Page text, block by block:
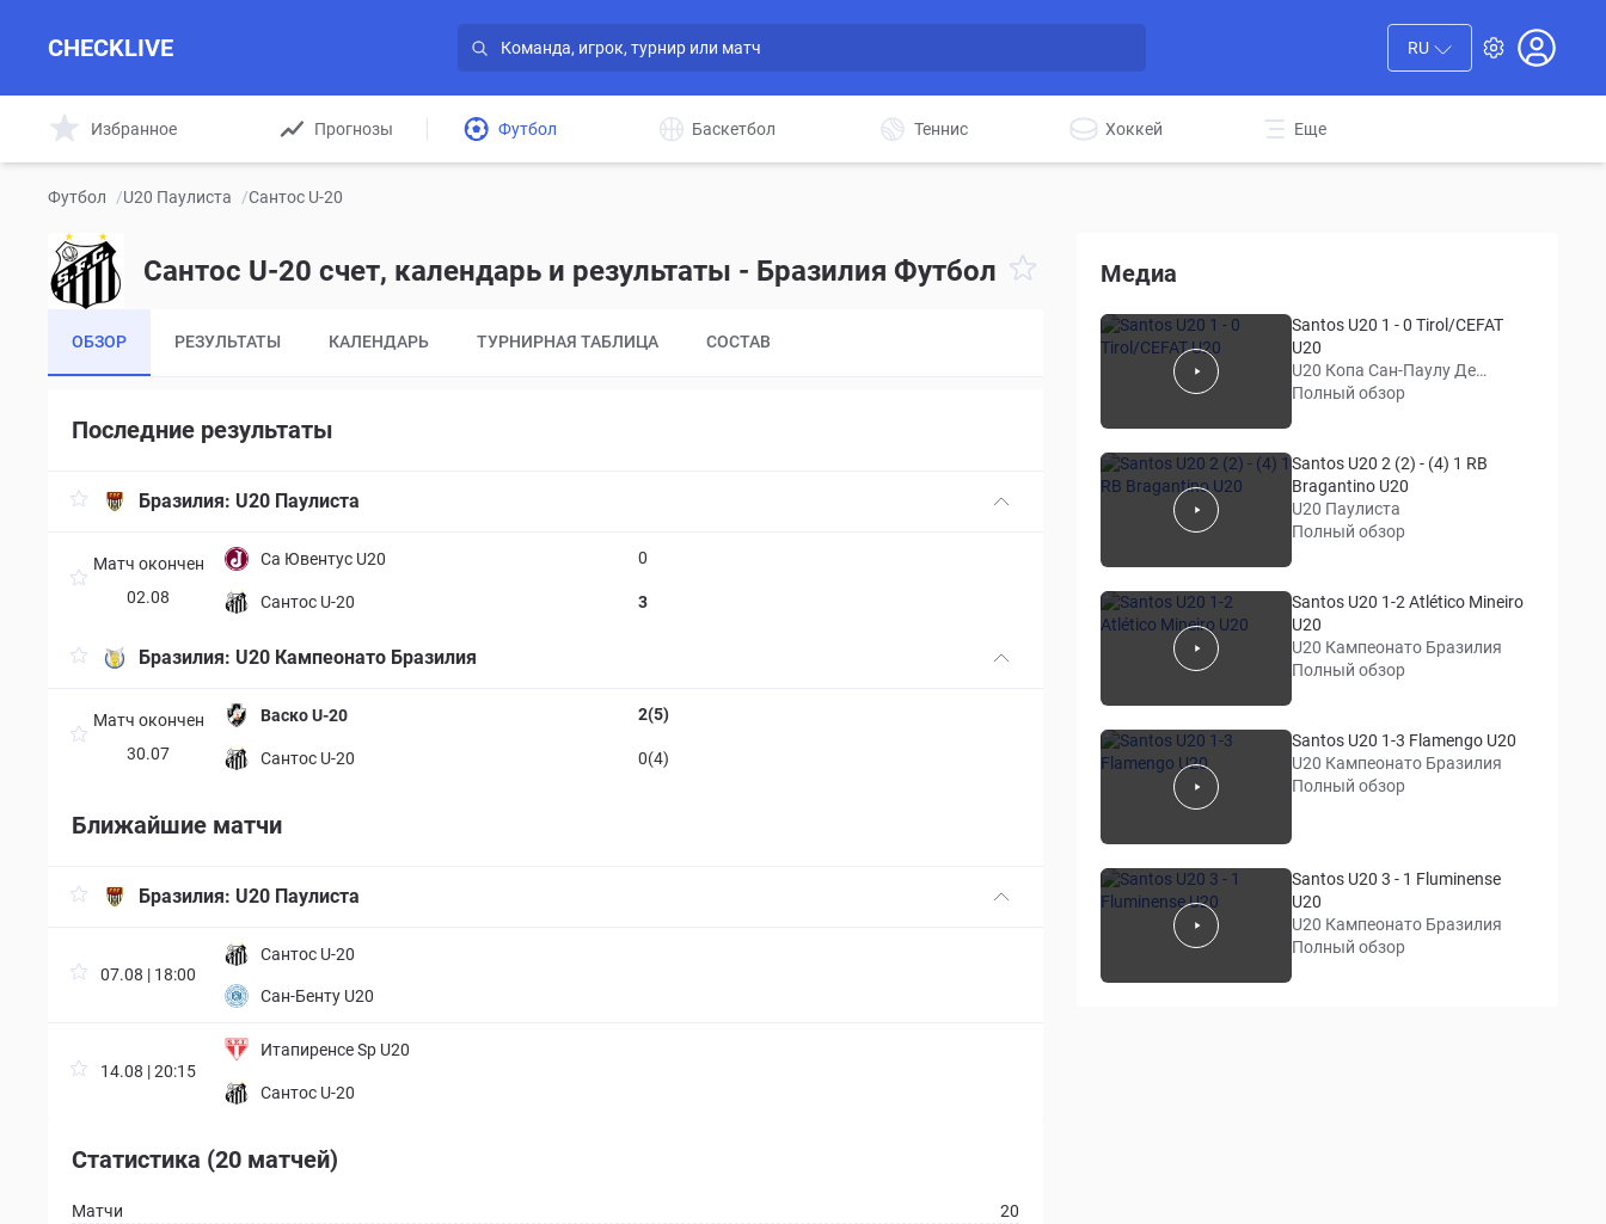
CHECKLIVE RU
Избранное Прогнозы Футбол Баскетбол Теннис Хоккей Еще
Футбол /U20 Паулиста /Сантос U-20
Сантос U-20 счет, календарь и результаты - Бразилия Футбол
ОБЗОР РЕЗУЛЬТАТЫ КАЛЕНДАРЬ ТУРНИРНАЯ ТАБЛИЦА СОСТАВ
Последние результаты
Бразилия: U20 Паулиста
Матч окончен
02.08
Ca Ювентус U20
Сантос U-20
0
3
Бразилия: U20 Кампеонато Бразилия
Матч окончен
30.07
Васко U-20
Сантос U-20
2(5)
0(4)
Ближайшие матчи
Бразилия: U20 Паулиста
07.08 | 18:00
Сантос U-20
Сан-Бенту U20
14.08 | 20:15
Итапиренсе Sp U20
Сантос U-20
Статистика (20 матчей)
Матчи
20
Медиа
Santos U20 1 - 0 Tirol/CEFAT
U20
U20 Копа Сан-Паулу Де
Хуниорес
Полный обзор
Santos U20 2 (2) - (4) 1 RB
Bragantino U20
U20 Паулиста
Полный обзор
Santos U20 1-2 Atlético Mineiro
U20
U20 Кампеонато Бразилия
Полный обзор
Santos U20 1-3 Flamengo U20
U20 Кампеонато Бразилия
Полный обзор
Santos U20 3 - 1 Fluminense
U20
U20 Кампеонато Бразилия
Полный обзор